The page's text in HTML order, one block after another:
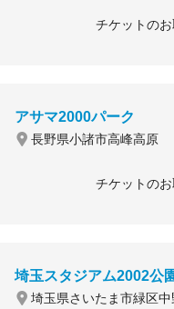
チケットの
アサマ2000パーク
長野県小諸市高峰高原
チケットの
埼玉スタジアム2002公
埼玉県さいたま市緑区